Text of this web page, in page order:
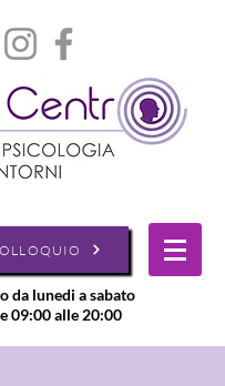
da lunedi a sabato
09:00 alle 20:00